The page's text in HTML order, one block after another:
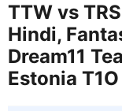
TTW vs
Hindi,
Dream11
Estonia T1O